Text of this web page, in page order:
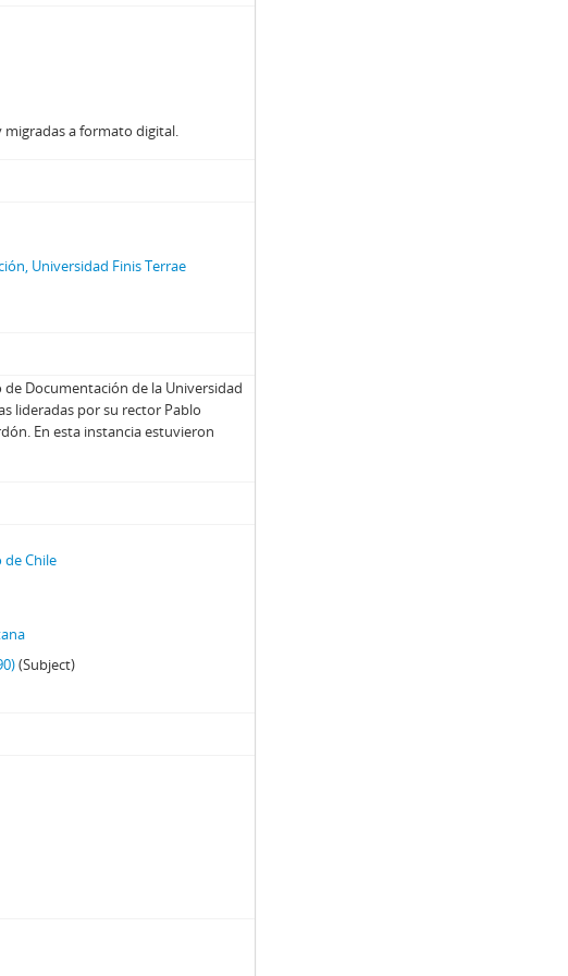
migradas a formato digital.
Universidad Finis Terrae
Documentación de la Universidad
lideradas por su rector Pablo
En esta instancia estuvieron
de Chile
(Subject)